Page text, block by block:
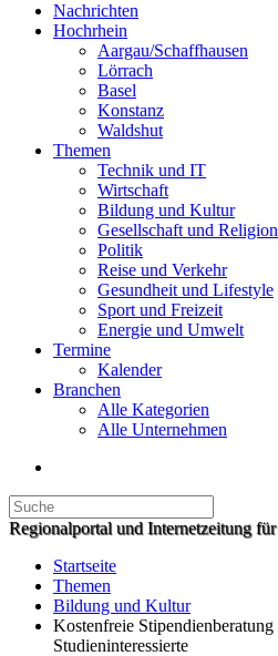
Nachrichten
Hochrhein
Aargau/Schaffhausen
Lörrach
Basel
Konstanz
Waldshut
Themen
Technik und IT
Wirtschaft
Bildung und Kultur
Gesellschaft und Religion
Politik
Reise und Verkehr
Gesundheit und Lifestyle
Sport und Freizeit
Energie und Umwelt
Termine
Kalender
Branchen
Alle Kategorien
Alle Unternehmen
Regionalportal und Internetzeitung
Startseite
Themen
Bildung und Kultur
Kostenfreie
Studieninteressierte